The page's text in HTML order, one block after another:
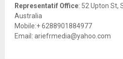
Representatif Office: 52 Upton St,
Australia
Mobile:+ 6288901884977
Email: ariefrmedia@yahoo.com